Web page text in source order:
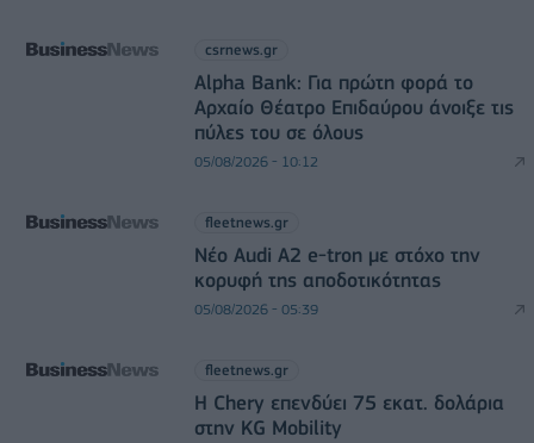
csrnews.gr
Alpha Bank: Για πρώτη φορά το
Αρχαίο Θέατρο Επιδαύρου άνοιξε τις
πύλες του σε όλους
05/08/2026 - 10:12
fleetnews.gr
Νέο Audi A2 e-tron με στόχο την
κορυφή της αποδοτικότητας
05/08/2026 - 05:39
fleetnews.gr
Η Chery επενδύει 75 εκατ. δολάρια
στην KG Mobility